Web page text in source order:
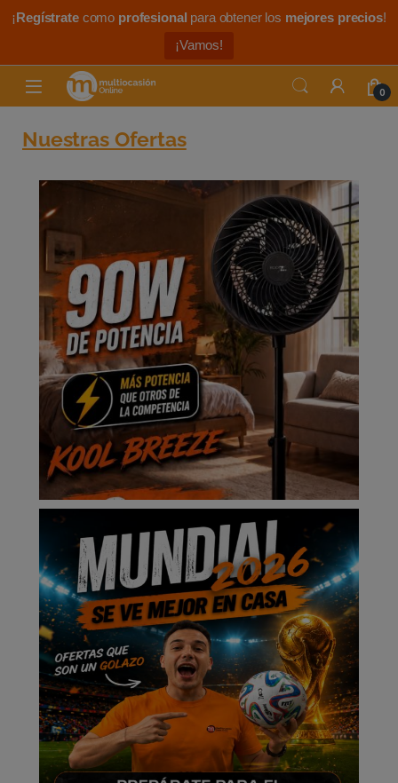
¡Regístratecomo profesional para obtener los mejores precios!
¡Vamos!
0
Nuestras Ofertas